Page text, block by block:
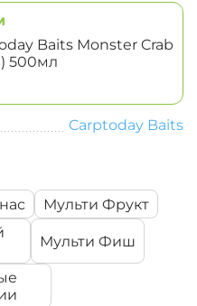
Baits Monster Crab
500мл
Carptoday Baits
Мульти Фрукт
Мульти Фиш